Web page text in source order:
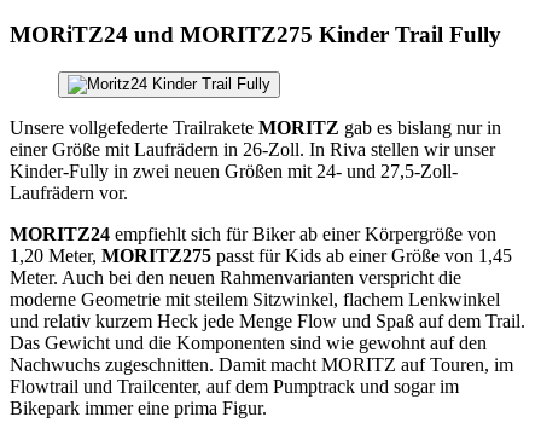
MORiTZ24 und MORITZ275 Kinder Trail Fully
Unsere vollgefederte Trailrakete MORITZ gab es bislang nur in
einer Größe mit Laufrädern in 26-Zoll. In Riva stellen wir unser
Kinder-Fully in zwei neuen Größen mit 24- und 27,5-Zoll-
Laufrädern vor.
MORITZ24 empfiehlt sich für Biker ab einer Körpergröße von
1,20 Meter, MORITZ275 passt für Kids ab einer Größe von 1,45
Meter. Auch bei den neuen Rahmenvarianten verspricht die
moderne Geometrie mit steilem Sitzwinkel, flachem Lenkwinkel
und relativ kurzem Heck jede Menge Flow und Spaß auf dem Trail.
Das Gewicht und die Komponenten sind wie gewohnt auf den
Nachwuchs zugeschnitten. Damit macht MORITZ auf Touren, im
Flowtrail und Trailcenter, auf dem Pumptrack und sogar im
Bikepark immer eine prima Figur.